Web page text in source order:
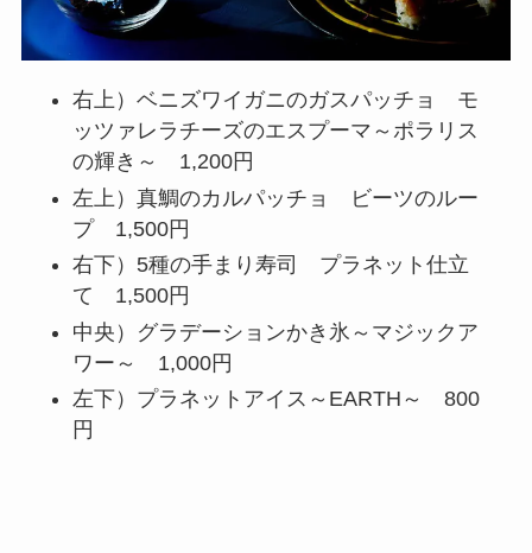
右上）ベニズワイガニのガスパッチョ モ
ッツァレラチーズのエスプーマ～ポラリス
の輝き～ 1,200円
左上）真鯛のカルパッチョ ビーツのルー
プ 1,500円
右下）5種の手まり寿司 プラネット仕立
て 1,500円
中央）グラデーションかき氷～マジックア
ワー～ 1,000円
左下）プラネットアイス～EARTH～ 800
円